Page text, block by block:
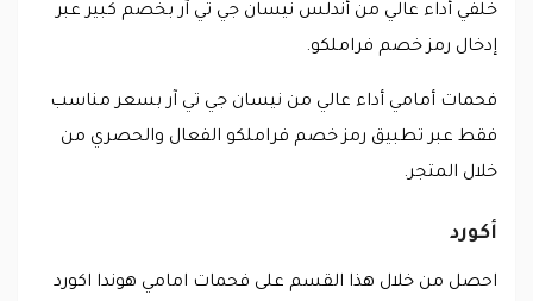
خلفي أداء عالي من أندلس نيسان جي تي آر بخصم كبير عبر
إدخال رمز خصم فراملكو.
فحمات أمامي أداء عالي من نيسان جي تي آر بسعر مناسب
فقط عبر تطبيق رمز خصم فراملكو الفعال والحصري من
خلال المتجر.
أكورد
احصل من خلال هذا القسم على فحمات امامي هوندا اكورد